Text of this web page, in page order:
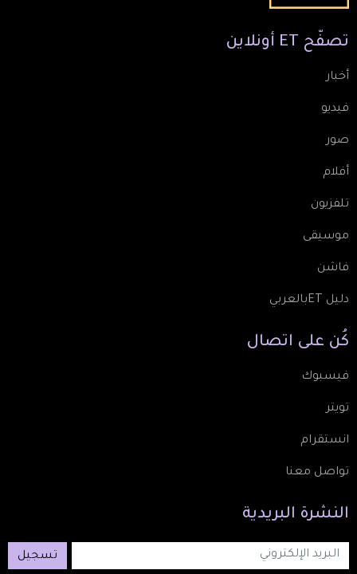
تصفّح ET أونلاين
أخبار
فيديو
صور
أفلام
تلفزيون
موسيقى
فاشن
دليل ETبالعربي
كُن على اتصال
فيسبوك
تويتر
انستقرام
تواصل معنا
النشرة البريدية
تسجيل